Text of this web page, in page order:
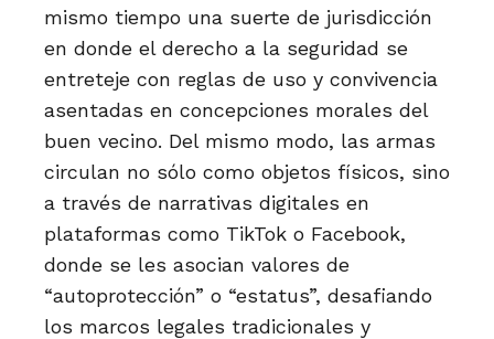
mismo tiempo una suerte de jurisdicción
en donde el derecho a la seguridad se
entreteje con reglas de uso y convivencia
asentadas en concepciones morales del
buen vecino. Del mismo modo, las armas
circulan no sólo como objetos físicos, sino
a través de narrativas digitales en
plataformas como TikTok o Facebook,
donde se les asocian valores de
“autoprotección” o “estatus”, desafiando
los marcos legales tradicionales y